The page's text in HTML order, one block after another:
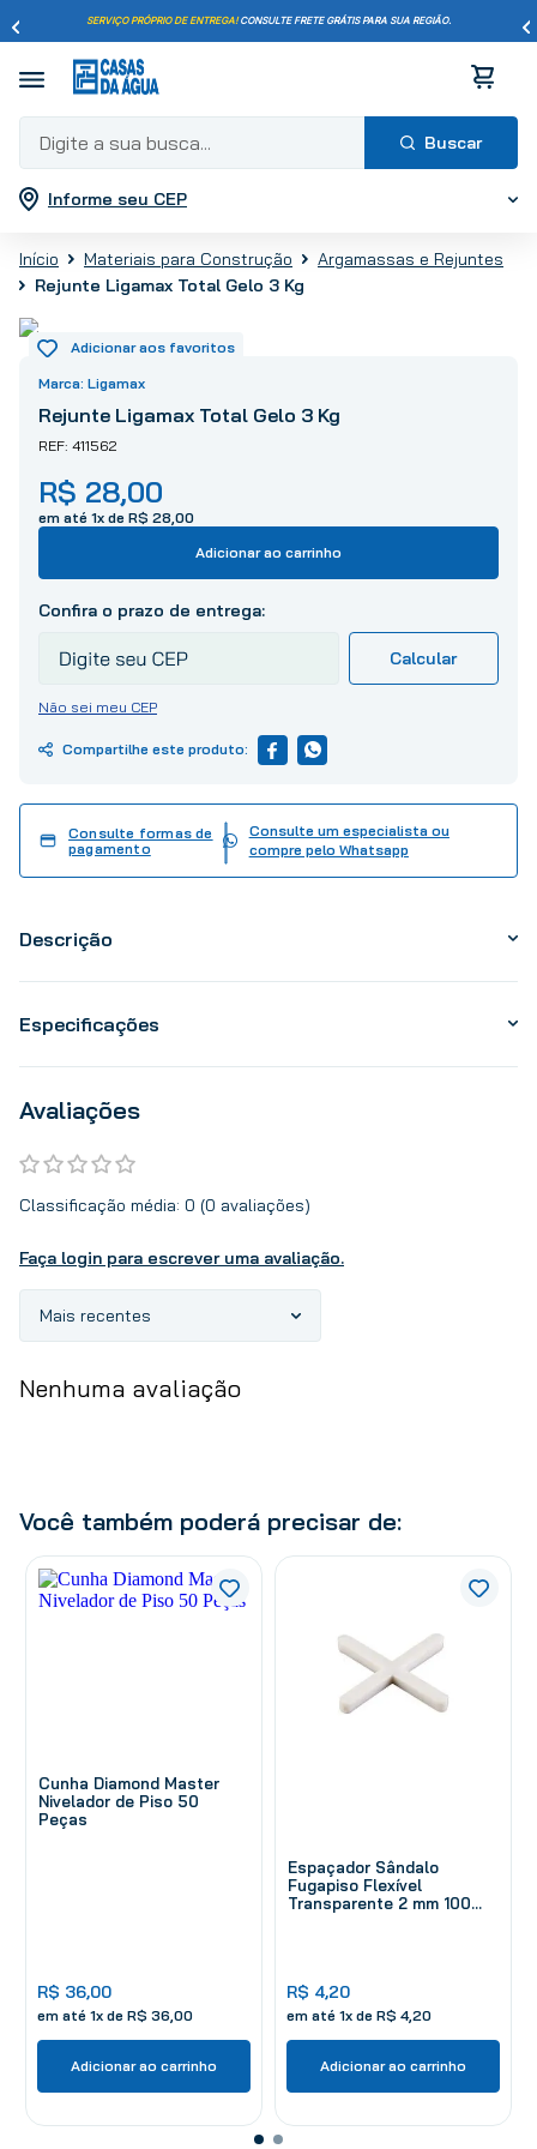
SERVIÇO PRÓPRIO DE ENTREGA!CONSULTE FRETE GRÁTIS PARA SUA REGIÃO.
Digite a sua busca...
Informe seu CEP
Materiais para Construção
Argamassas e Rejuntes
Rejunte Ligamax Total Gelo 3 Kg
Ligamax
Rejunte Ligamax Total Gelo 3 Kg
411562
R$ 28,00
em até 1x de R$ 28 00
Adicionar ao carrinho
Não sei meu CEP
Consulte formas de
pagamento
Consulte um especialista ou
compre pelo Whatsapp
Descrição
Especificações
Avaliações
Classificação média: 0 (0 avaliações)
Faça login para escrever uma avaliação.
Mais recentes
Nenhuma avaliação
Você também poderá precisar de:
Cunha Diamond Master
Nivelador de Piso 50
Peças
R$ 36,00
em até 1x de R$ 36,00
Adicionar ao carrinho
Espaçador Sândalo
Fugapiso Flexível
Transparente 2 mm 100
R$ 4,20
em até 1x de R$ 4,20
Adicionar ao carrinho
Termos mais buscados
2
porcelanato
4
º
revestimento
5º
vaso sanitário
6º
torneira
7º
cimento
8º
chuveiro
9 º
telha